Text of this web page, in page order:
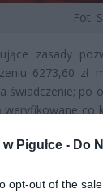
Pigułce - Do
opt-out of the
Fot.
zasady
6273,60 zł
świadczenie; po
weryfikowane co
1 marca 2025
rodzinnej dla